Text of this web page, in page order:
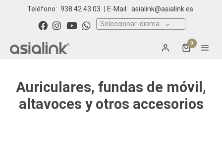
Teléfono: 938 42 43 03 | E-Mail: asialink@asialink.es
Seleccionar idioma
0
Auriculares, fundas de móvil,
altavoces y otros accesorios